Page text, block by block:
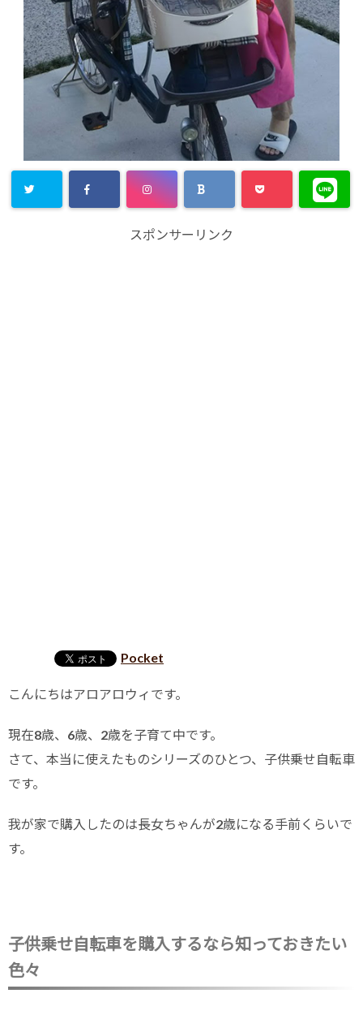
スポンサーリンク
Pocket
こんにちはアロアロウィです。
現在8歳、6歳、2歳を子育て中です。
さて、本当に使えたものシリーズのひとつ、子供乗せ自転車
です。
我が家で購入したのは長女ちゃんが2歳になる手前くらいで
す。
子供乗せ自転車を購入するなら知っておきたい
色々